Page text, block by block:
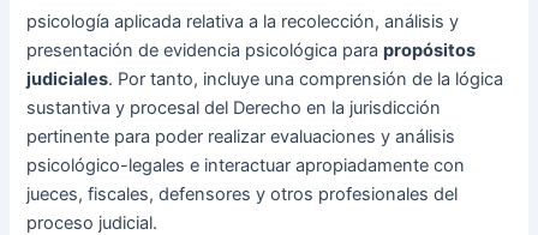
psicología aplicada relativa a la recolección, análisis y
presentación de evidencia psicológica parapropósitos
judiciales. Por tanto, incluye una comprensión de la lógica
sustantiva y procesal del Derecho en la jurisdicción
pertinente para poder realizar evaluaciones y análisis
psicológico-legales e interactuar apropiadamente con
jueces, fiscales, defensores y otros profesionales del
proceso judicial.